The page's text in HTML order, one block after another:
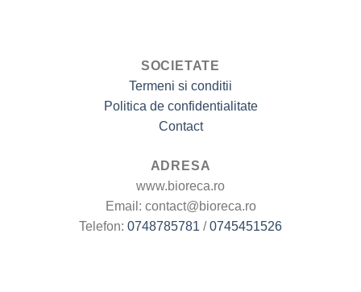
SOCIETATE
Termeni si conditii
Politica de confidentialitate
Contact
ADRESA
www.bioreca.ro
Email: contact@bioreca.ro
Telefon: 0748785781 /0745451526